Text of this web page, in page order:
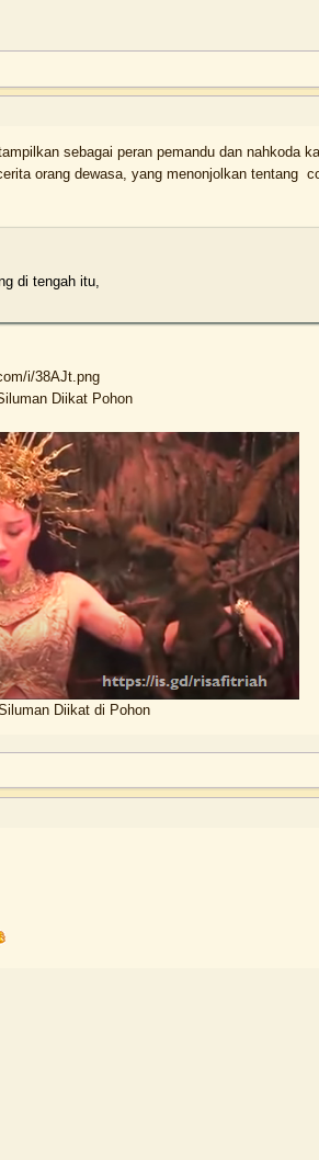
sebagai peran pemandu dan nahkoda
orang dewasa, yang menonjolkan tentang
di tengah itu,
Diikat Pohon
Diikat di Pohon